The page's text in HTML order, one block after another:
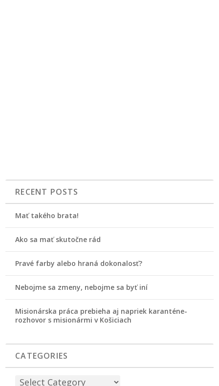
RECENT POSTS
Mať takého brata!
Ako sa mať skutočne rád
Pravé farby alebo hraná dokonalosť?
Nebojme sa zmeny, nebojme sa byť iní
Misionárska práca prebieha aj napriek karanténe-
rozhovor s misionármi v Košiciach
CATEGORIES